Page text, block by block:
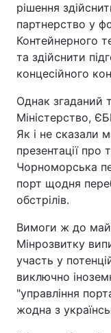
рішення
партнерство у
Контейнерного
та здійснити
концесійного
Однак згаданий
Міністерство,
Як і не сказали
презентації
Чорноморська
порт щодня
обстрілів.
Вимоги ж до
Мінрозвитку
участь у
виключно
"управління
жодна з